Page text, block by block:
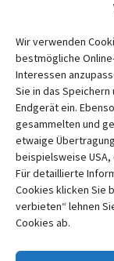
Wir verwenden
bestmögliche
Interessen
Sie in das
Endgerät ein.
gesammelten und
etwaige
beispielsweise USA,
Für detaillierte
Cookies klicken Sie
verbieten“ lehnen
Cookies ab.
Bücher für
Lichtechtheit
Pflanzenfarben
Über mich
Uncategorized